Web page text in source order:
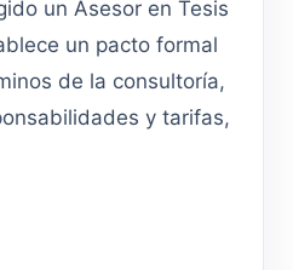
un Asesor en Tesis
un pacto formal
de la consultoría,
y tarifas,